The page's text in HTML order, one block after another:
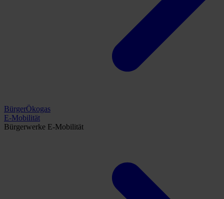
BürgerÖkogas
E-Mobilität
Bürgerwerke E-Mobilität